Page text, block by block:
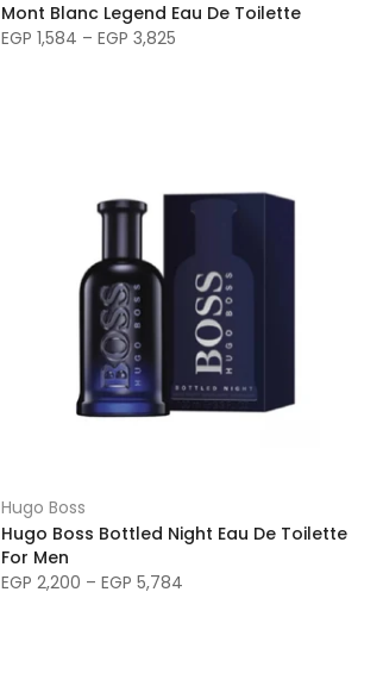
Mont Blanc Legend Eau De Toilette
EGP 1,584 – EGP 3,825
Hugo Boss
Hugo Boss Bottled Night Eau De Toilette
For Men
EGP 2,200 – EGP 5,784